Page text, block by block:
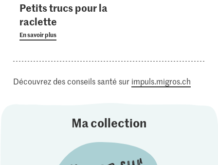
Petits trucs pour la
raclette
En savoir plus
Découvrez des conseils santé sur impuls.migros.ch
Ma collection